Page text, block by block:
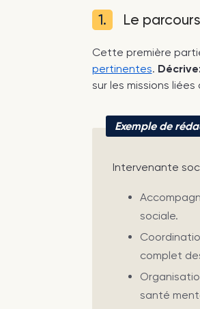
1. Le
Cette première
pertinentes.
sur les missions liées
Exemple de
Intervenante
sociale.
complet
santé